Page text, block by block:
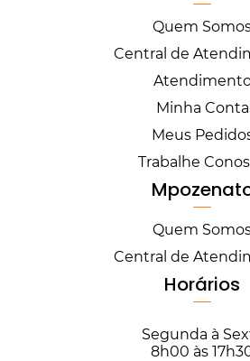
Quem
Central de
Minha Conta
Meus
Trabalhe
Quem
Central de
Horários
Segunda à
8h00 às